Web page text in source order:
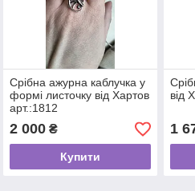
Срібна ажурна каблучка у
формі листочку від Хартов
арт.:1812
2 000₴
Купити
від
1